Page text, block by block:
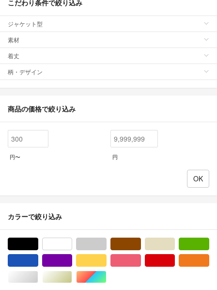
こだわり条件で絞り込み
ジャケット型
素材
着丈
柄・デザイン
商品の価格で絞り込み
円〜 円
カラーで絞り込み
シルバー/銀色系ゴールド/金色系マルチカラー